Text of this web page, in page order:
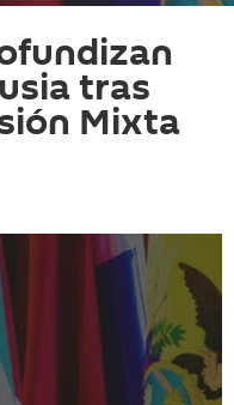
tras
Mixta